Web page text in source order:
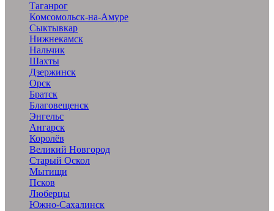
Таганрог
Комсомольск-на-Амуре
Сыктывкар
Нижнекамск
Нальчик
Шахты
Дзержинск
Орск
Братск
Благовещенск
Энгельс
Ангарск
Королёв
Великий Новгород
Старый Оскол
Мытищи
Псков
Люберцы
Южно-Сахалинск